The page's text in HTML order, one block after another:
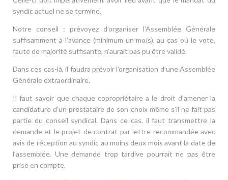
syndic actuel ne se termine.
Notre conseil : prévoyez d’organiser l’Assemblée Générale
suffisamment à l’avance (minimum un mois), au cas où le vote,
faute de majorité suffisante, n’aurait pas pu être validé.
Dans ces cas-là, il faudra prévoir l’organisation d’une Assemblée
Générale extraordinaire.
Il faut savoir que chaque copropriétaire a le droit d’amener la
candidature d’un prestataire de son choix même s’il ne fait pas
partie du conseil syndical. Dans ce cas, il faut transmettre la
demande et le projet de contrat par lettre recommandée avec
avis de réception au syndic au moins deux mois avant la date de
l’assemblée. Une demande trop tardive pourrait ne pas être
prise en compte.